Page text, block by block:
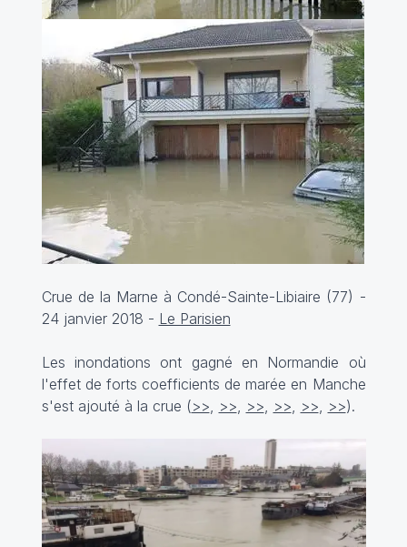
Crue de la Marne à Condé-Sainte-Libiaire (77) -
24 janvier 2018 - Le Parisien
Les inondations ont gagné en Normandie où
l'effet de forts coefficients de marée en Manche
s'est ajouté à la crue (>> >> >> >> >> >>).